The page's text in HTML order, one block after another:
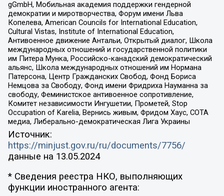
gGmbH, Мобильная академия поддержки гендерной
демократии и миротворчества, Форум имени Льва
Копелева, American Councils for International Education,
Cultural Vistas, Institute of International Education,
Антивоенное движение Антальи, Открытый диалог, Школа
международных отношений и государственной политики
им Питера Мунка, Российско-канадский демократический
альянс, Школа международных отношений им Нормана
Патерсона, Центр Гражданских Свобод, Фонд Бориса
Немцова за Свободу, Фонд имени Фридриха Науманна за
свободу, Феминистское антивоенное сопротивление,
Комитет независимости Ингушетии, Прометей, Stop
Occupation of Karelia, Вернись живым, Фридом Хаус, СОТА
медиа, Либерально-демократическая Лига Украины
Источник:
https://minjust.gov.ru/ru/documents/7756/
данные на 13.05.2024
* Сведения реестра НКО, выполняющих
функции иностранного агента: